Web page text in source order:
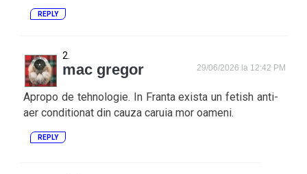
REPLY
mac gregor 29/06/2026 la 12:42 PM
Apropo de tehnologie. In Franta exista un fetish anti-
aer conditionat din cauza caruia mor oameni.
REPLY